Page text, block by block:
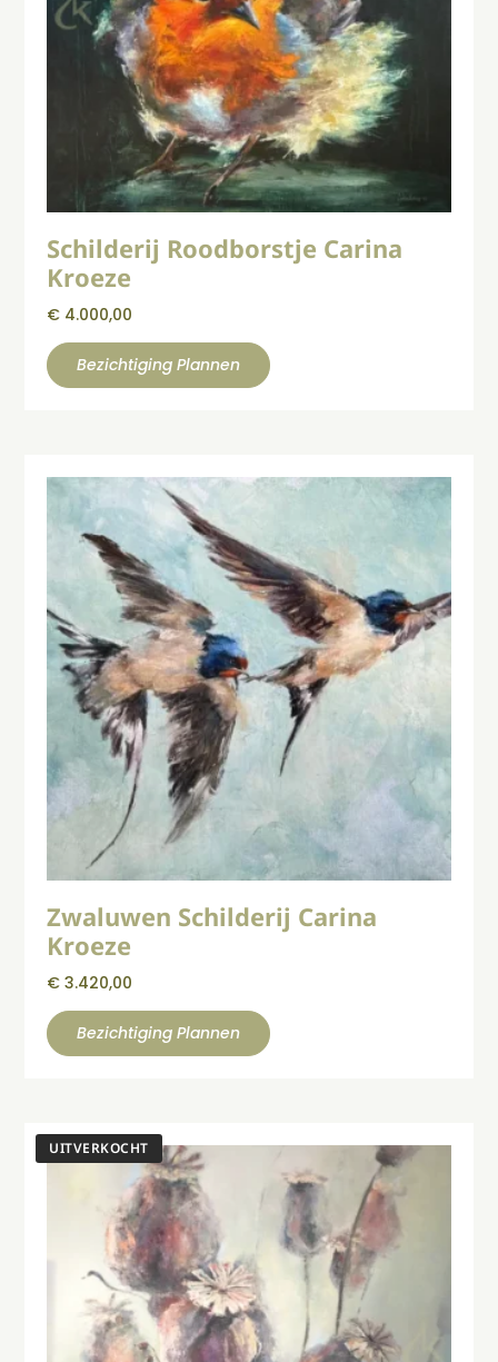
Schilderij Roodborstje Carina
Kroeze
€ 4.000,00
Bezichtiging Plannen
Zwaluwen Schilderij Carina
Kroeze
€ 3.420,00
Bezichtiging Plannen